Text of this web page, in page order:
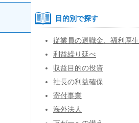
目的別で探す
従業員の退職金、福利厚生
利益繰り延べ
収益目的の投資
社長の利益確保
寄付事業
海外法人